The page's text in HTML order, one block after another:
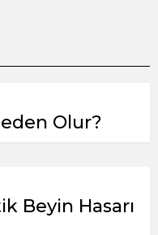
Olur?
Beyin Hasarı